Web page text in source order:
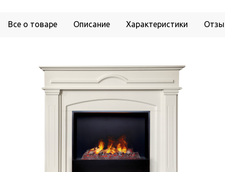
Все о товаре Описание Характеристики